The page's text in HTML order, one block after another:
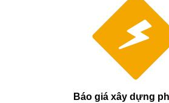
Báo giá xây dựng